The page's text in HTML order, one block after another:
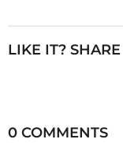
P
n
LIKE IT?
0 COMMENTS